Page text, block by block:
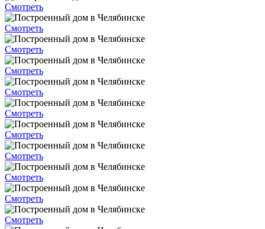
Смотреть
Смотреть
Смотреть
Смотреть
Смотреть
Смотреть
Смотреть
Смотреть
Смотреть
Смотреть
Смотреть